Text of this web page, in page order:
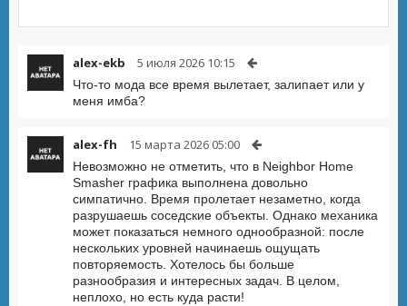
alex-ekb 5 июля 2026 10:15
Что-то мода все время вылетает, залипает или у
меня имба?
alex-fh 15 марта 2026 05:00
Невозможно не отметить, что в Neighbor Home
Smasher графика выполнена довольно
симпатично. Время пролетает незаметно, когда
разрушаешь соседские объекты. Однако механика
может показаться немного однообразной: после
нескольких уровней начинаешь ощущать
повторяемость. Хотелось бы больше
разнообразия и интересных задач. В целом,
неплохо, но есть куда расти!